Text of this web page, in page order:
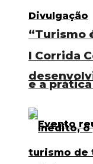
I Corrida
e a
“Turismo